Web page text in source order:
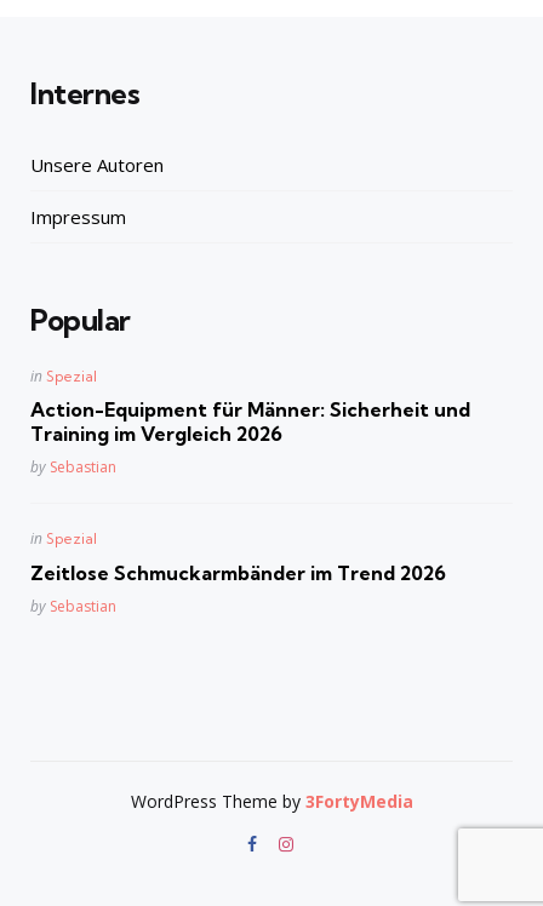
Internes
Unsere Autoren
Impressum
Popular
Posted
in Spezial
Action-Equipment für Männer: Sicherheit und
Training im Vergleich 2026
Posted
by Sebastian
Posted
in Spezial
Zeitlose Schmuckarmbänder im Trend 2026
Posted
by Sebastian
WordPress Theme by 3FortyMedia